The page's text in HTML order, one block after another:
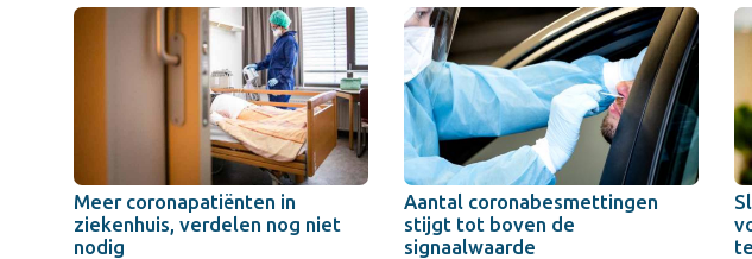
Meer coronapatiënten in
ziekenhuis, verdelen nog niet
nodig
Aantal coronabesmettingen
stijgt tot boven de
signaalwaarde